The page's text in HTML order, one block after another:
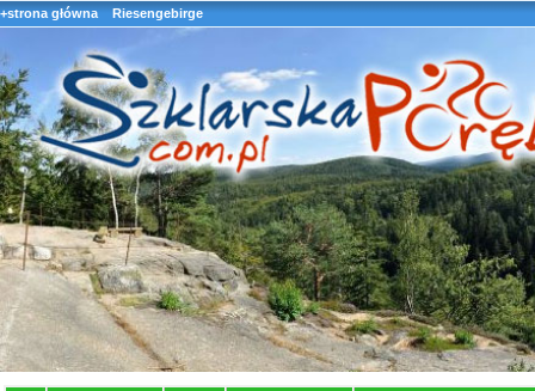
+strona główna Riesengebirge